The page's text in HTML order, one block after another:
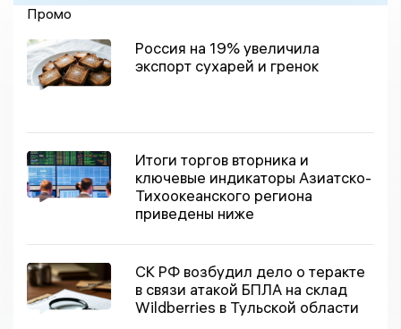
Промо
Россия на 19% увеличила
экспорт сухарей и гренок
Итоги торгов вторника и
ключевые индикаторы Азиатско-
Тихоокеанского региона
приведены ниже
СК РФ возбудил дело о теракте
в связи атакой БПЛА на склад
Wildberries в Тульской области